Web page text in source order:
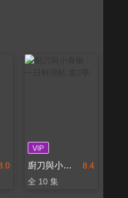
8.4
廚刀與小青椒：一日料理帖 第2季
全 10 集